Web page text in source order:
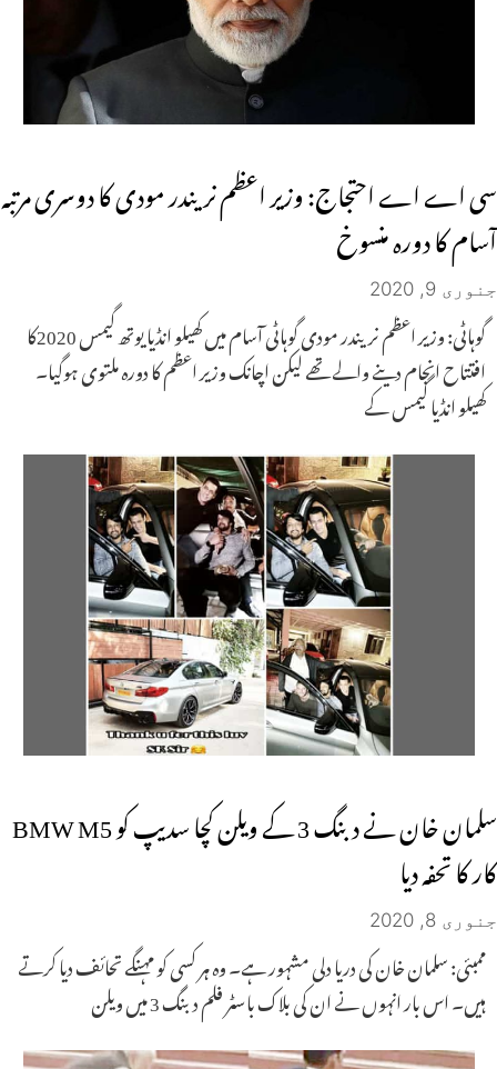
سی اے اے احتجاج: وزیر اعظم نریندر مودی کا دوسری مرتبہ
آسام کا دورہ منسوخ
جنوری 9, 2020
گوہاٹی: وزیر اعظم نریندر مودی گوہاٹی آسام میں کھیلو انڈیا یوتھ گیمس 2020کا
افتتاح انجام دینے والے تھے لیکن اچانک وزیر اعظم کا دورہ ملتوی ہوگیا۔
کھیلو انڈیا گیمس کے
سلمان خان نے دبنگ 3 کے ویلن کچا سدیپ کو BMW M5
کار کا تحفہ دیا
جنوری 8, 2020
ممبئی: سلمان خان کی دریا دلی مشہور ہے۔ وہ ہر کسی کو مہنگے تحائف دیا کرتے
ہیں۔ اس بار انہوں نے ان کی بلاک باسٹر فلم دبنگ 3 میں ویلن